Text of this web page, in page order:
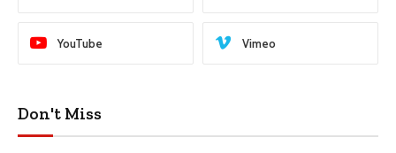
YouTube Vimeo
Don't Miss